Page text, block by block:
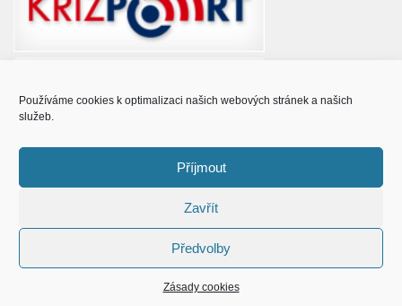
Používáme cookies k optimalizaci našich webových stránek a našich
služeb.
Příjmout
Zavřít
Předvolby
Zásady cookies
© Obec Prušánky 2015 - 2023